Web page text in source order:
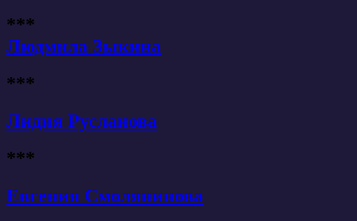
***
Людмила Зыкина
***
Лидия Русланова
***
Евгения Смолянинова